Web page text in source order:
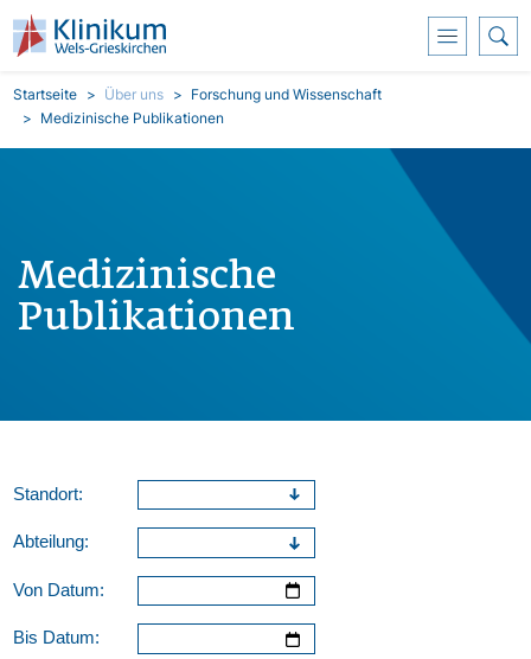
Direkt zum Inhalt
Pfadnavigation
Startseite Über uns
Forschung und Wissenschaft
Medizinische Publikationen
Medizinische
Publikationen
Standort:
Abteilung:
Von Datum:
Bis Datum: